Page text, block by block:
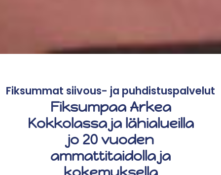
Fiksummat siivous- ja puhdistuspalvelut
Fiksumpaa Arkea
Kokkolassa ja lähialueilla
jo 20 vuoden
ammattitaidolla ja